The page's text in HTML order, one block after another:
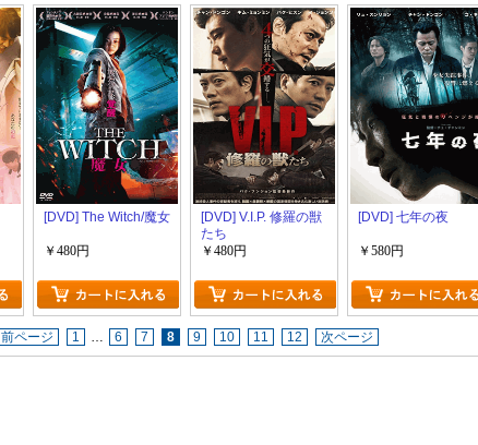
[DVD] The Witch/魔女
￥480円
[DVD] V.I.P. 修羅の獣
たち
￥480円
[DVD] 七年の夜
￥580円
前ページ 1 … 6 7 8 9 10 11 12 次ページ